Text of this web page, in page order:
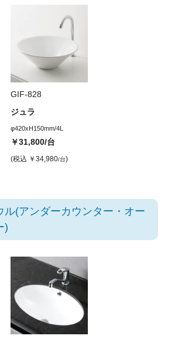
GIF-828
ジュラ
φ420xH150mm/4L
￥31,800/台
(税込 ￥34,980/台)
ル(アンダーカウンター・オー
)